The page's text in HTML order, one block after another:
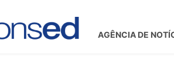
AGÊNCIA DE